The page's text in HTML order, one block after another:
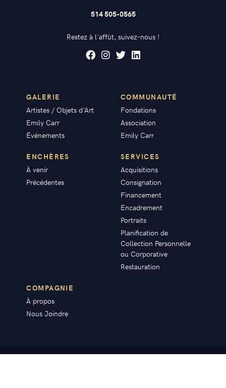
514 505-0565
Restez à l'affût, suivez-nous !
GALERIE
Artistes / Objets d'Art
Emily Carr
Événements
COMMUNAUTÉ
Fondations
Association
Emily Carr
ENCHÈRES
À venir
Précédentes
SERVICES
Acquisitions
Consignation
Financement
Encadrement
Portraits
Planification de
Collection Personnelle
ou Corporative
Restauration
COMPAGNIE
À propos
Nous Joindre